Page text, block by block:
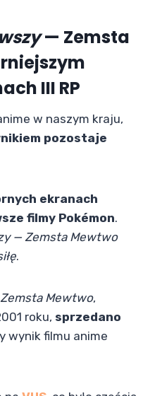
— Zemsta
III RP
w naszym kraju,
pozostaje
ekranach
filmy Pokémon.
— Zemsta Mewtwo
.
Mewtwo,
roku, sprzedano
wynik filmu anime